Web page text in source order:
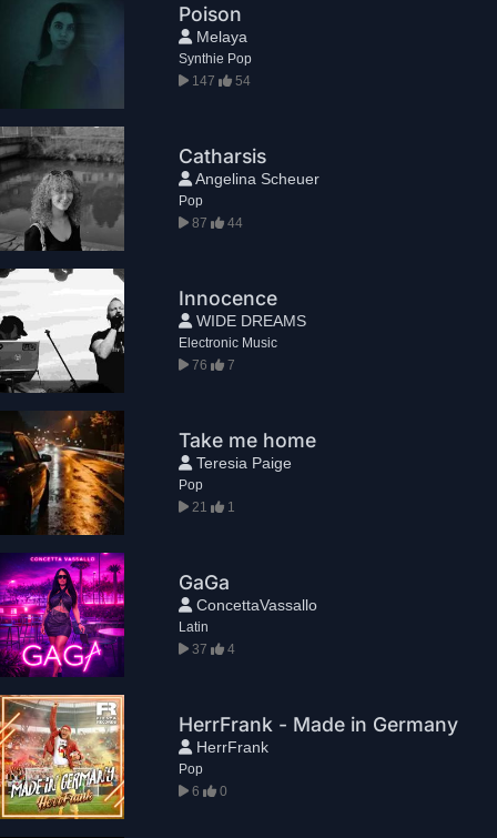
Poison
Melaya
Synthie Pop
147
54
Catharsis
Angelina Scheuer
Pop
87
44
Innocence
WIDE DREAMS
Electronic Music
76
7
Take me home
Teresia Paige
Pop
21
1
GaGa
ConcettaVassallo
Latin
37
4
HerrFrank - Made in Germany
HerrFrank
Pop
6
0